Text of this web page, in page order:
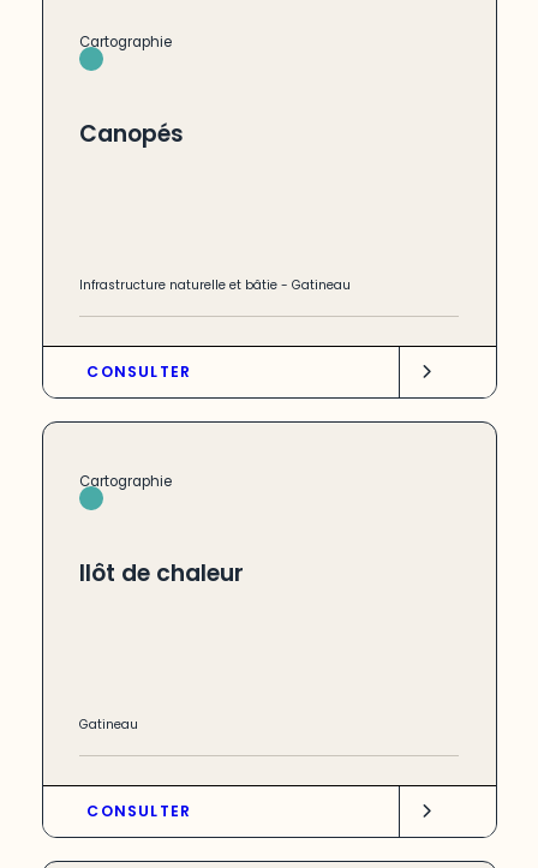
Cartographie
Canopés
Infrastructure naturelle et bâtie -Gatineau
CONSULTER
Cartographie
Ilôt de chaleur
Gatineau
CONSULTER